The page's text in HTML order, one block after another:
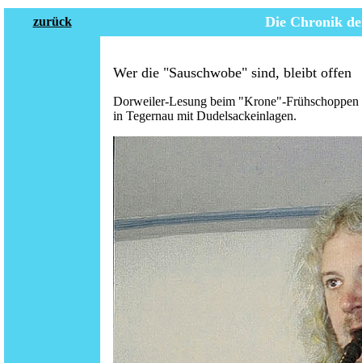
zurück Die Chronik
Wer die "Sauschwobe" sind, bleibt offen
Dorweiler-Lesung beim "Krone"-Frühschoppen
in Tegernau mit Dudelsackeinlagen.